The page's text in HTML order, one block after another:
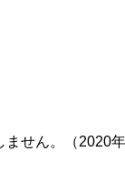
せん。（2020年